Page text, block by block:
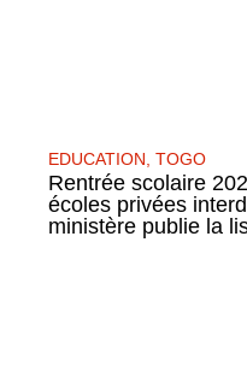
EDUCATION TOGO
Rentrée scolaire
écoles privées
ministère publie la